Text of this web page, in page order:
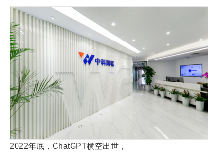
2022年底，ChatGPT横空出世，